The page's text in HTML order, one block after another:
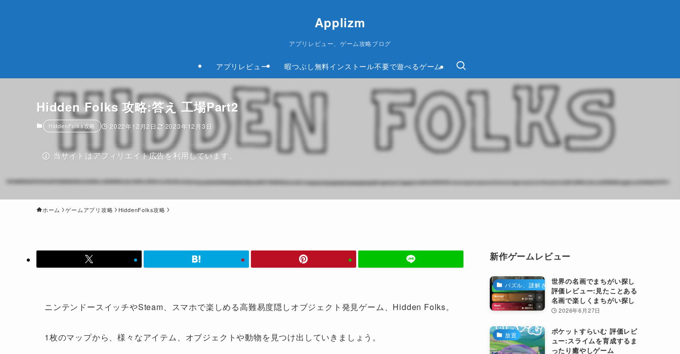
Applizm
アプリレビュー、ゲーム攻略ブログ
アプリレビュー 暇つぶし無料インストール不要で遊べるゲーム
Hidden Folks 攻略:答え 工場Part2
HiddenFolks攻略 2022年12月2日 2023年12月3日
当サイトはアフィリエイト広告を利用しています。
ホーム ゲームアプリ攻略 HiddenFolks攻略
ニンテンドースイッチやSteam、スマホで楽しめる高難易度隠しオブジェクト発見ゲーム、Hidden Folks。
1枚のマップから、様々なアイテム、オブジェクトや動物を見つけ出していきましょう。
新作ゲームレビュー
パズル、謎解き
世界の名画でまちがい探し
評価レビュー:見たことある
名画で楽しくまちがい探し
2026年6月27日
放置
ポケットすらいむ 評価レビ
ュー:スライムを育成するま
ったり癒やしゲーム